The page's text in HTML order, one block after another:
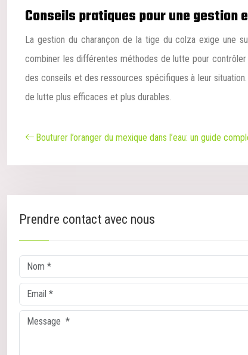
Conseils pratiques pour une gestion
La gestion du charançon de la tige du colza exige une
combiner les différentes méthodes de lutte pour
des conseils et des ressources spécifiques à leur
de lutte plus efficaces et plus durables.
Bouturer l’oranger du mexique dans l’eau: un guide
Prendre contact avec nous